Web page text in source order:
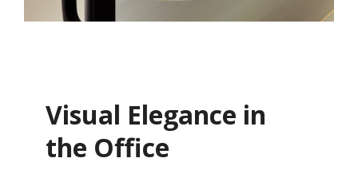
Visual Elegance in
the Office